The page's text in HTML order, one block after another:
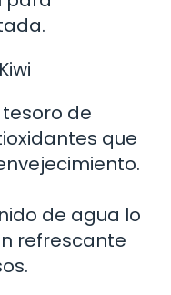
tesoro de
que
de agua lo
refrescante